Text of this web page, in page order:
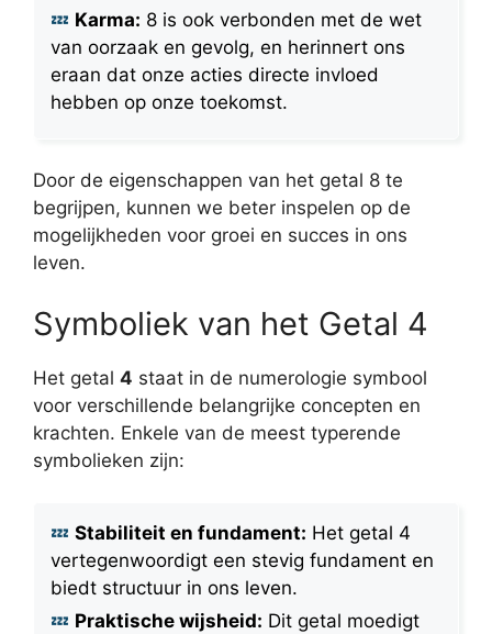
Karma: 8 is ook verbonden met de wet
van oorzaak en gevolg, en herinnert ons
eraan dat onze acties directe invloed
hebben op onze toekomst.
Door de eigenschappen van het getal 8 te
begrijpen, kunnen we beter inspelen op de
mogelijkheden voor groei en succes in ons
leven.
Symboliek van het Getal 4
Het getal 4 staat in de numerologie symbool
voor verschillende belangrijke concepten en
krachten. Enkele van de meest typerende
symbolieken zijn:
Stabiliteit en fundament: Het getal 4
vertegenwoordigt een stevig fundament en
biedt structuur in ons leven.
Praktische wijsheid: Dit getal moedigt